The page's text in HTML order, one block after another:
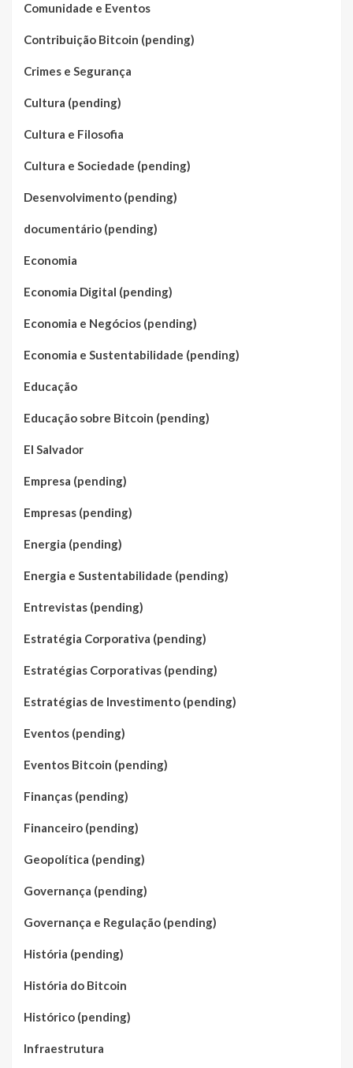
Comunidade e Eventos
Contribuição Bitcoin (pending)
Crimes e Segurança
Cultura (pending)
Cultura e Filosofia
Cultura e Sociedade (pending)
Desenvolvimento (pending)
documentário (pending)
Economia
Economia Digital (pending)
Economia e Negócios (pending)
Economia e Sustentabilidade (pending)
Educação
Educação sobre Bitcoin (pending)
El Salvador
Empresa (pending)
Empresas (pending)
Energia (pending)
Energia e Sustentabilidade (pending)
Entrevistas (pending)
Estratégia Corporativa (pending)
Estratégias Corporativas (pending)
Estratégias de Investimento (pending)
Eventos (pending)
Eventos Bitcoin (pending)
Finanças (pending)
Financeiro (pending)
Geopolítica (pending)
Governança (pending)
Governança e Regulação (pending)
História (pending)
História do Bitcoin
Histórico (pending)
Infraestrutura